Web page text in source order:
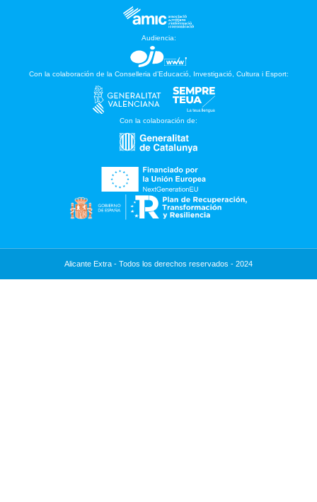
Audiencia:
Con la colaboración de la Conselleria d’Educació, Investigació, Cultura i Esport:
Con la colaboración de:
Alicante Extra - Todos los derechos reservados - 2024